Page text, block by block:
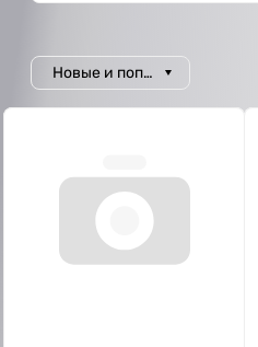
Новые и популярные